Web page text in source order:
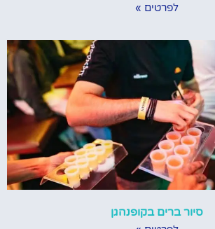
לפרטים »
סיור ברים בקופנהגן